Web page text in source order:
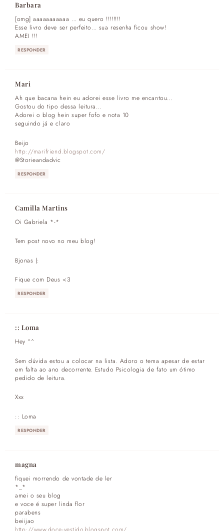
Barbara
[omg] aaaaaaaaaaa … eu quero !!!!!!!!
Esse livro deve ser perfeito… sua resenha ficou show!
AMEI !!!
RESPONDER
Mari
Ah que bacana hein eu adorei esse livro me encantou…
Gostou do tipo dessa leitura…
Adorei o blog hein super fofo e nota 10
seguindo já e claro
Beijo
http://marifriend.blogspot.com/
@Storieandadvic
RESPONDER
Camilla Martins
Oi Gabriela *-*
Tem post novo no meu blog!
Bjonas (:
Fique com Deus <3
RESPONDER
:: Loma
Hey ^^
Sem dúvida estou a colocar na lista. Adoro o tema apesar de estar
em falta ao ano decorrente. Estudo Psicologia de fato um ótimo
pedido de leitura.
Xxx
:: Loma
RESPONDER
magna
fiquei morrendo de vontade de ler
*_*
amei o seu blog
e voce é super linda flor
parabens
beiijao
http://www.doce-vestido.blogspot.com/